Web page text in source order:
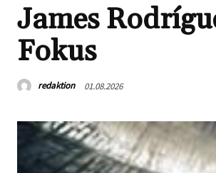
James
Fokus
redaktion 01.08.2026